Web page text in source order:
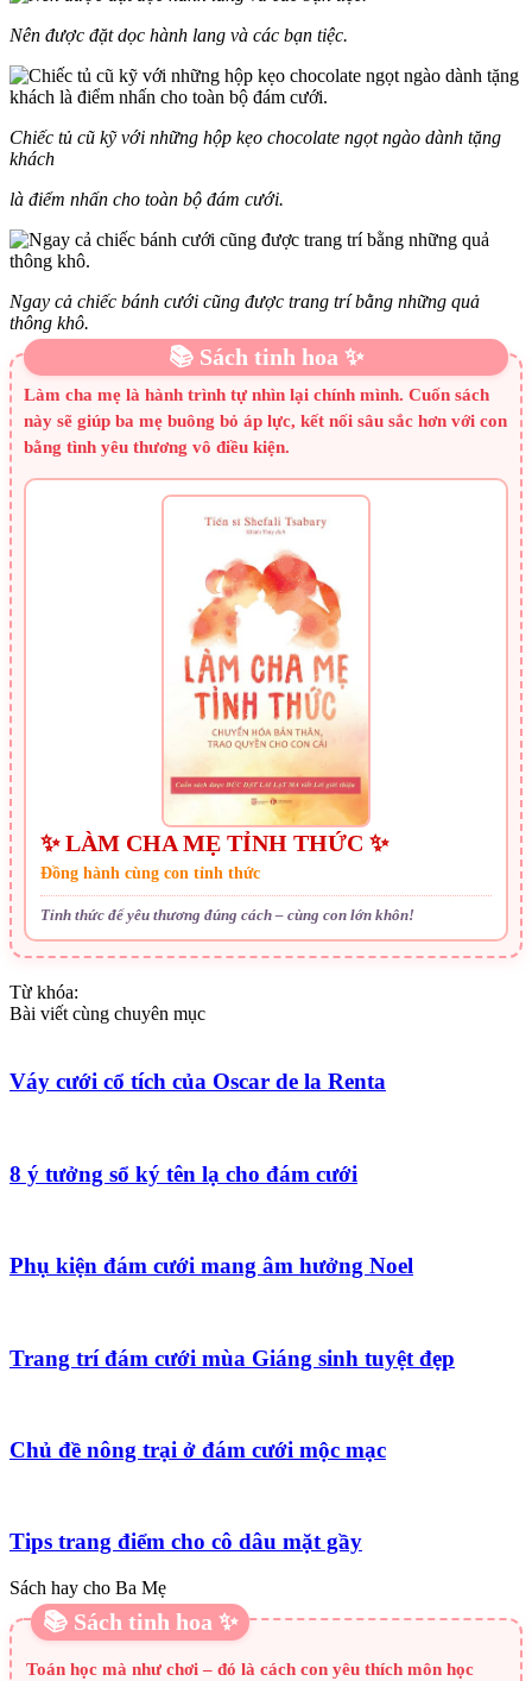
Nên được đặt dọc hành lang và các bạn tiệc.
Chiếc tủ cũ kỹ với những hộp kẹo chocolate ngọt ngào dành tặng
khách
là điểm nhấn cho toàn bộ đám cưới.
Ngay cả chiếc bánh cưới cũng được trang trí bằng những quả
thông khô.
📚 Sách tinh hoa ✨
Làm cha mẹ là hành trình tự nhìn lại chính mình. Cuốn sách
này sẽ giúp ba mẹ buông bỏ áp lực, kết nối sâu sắc hơn với con
bằng tình yêu thương vô điều kiện.
✨ LÀM CHA MẸ TỈNH THỨC ✨
Đồng hành cùng con tỉnh thức
Tỉnh thức để yêu thương đúng cách – cùng con lớn khôn!
Từ khóa:
Bài viết cùng chuyên mục
Váy cưới cổ tích của Oscar de la Renta
8 ý tưởng sổ ký tên lạ cho đám cưới
Phụ kiện đám cưới mang âm hưởng Noel
Trang trí đám cưới mùa Giáng sinh tuyệt đẹp
Chủ đề nông trại ở đám cưới mộc mạc
Tips trang điểm cho cô dâu mặt gầy
Sách hay cho Ba Mẹ
📚 Sách tinh hoa ✨
Toán học mà như chơi – đó là cách con yêu thích môn học